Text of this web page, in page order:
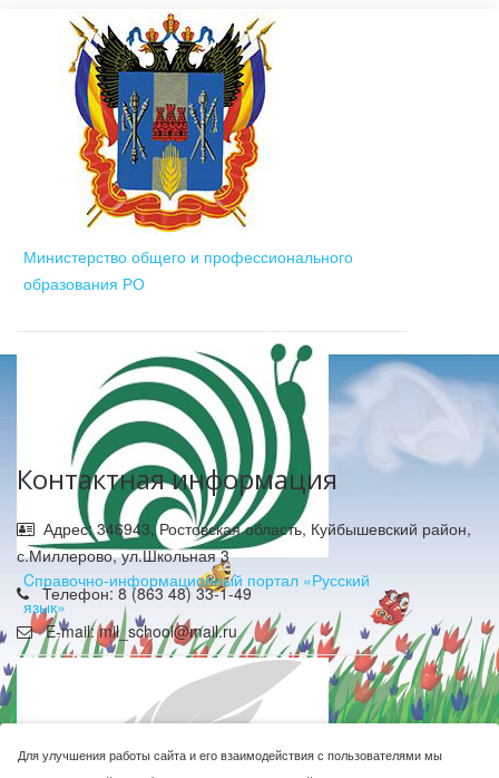
Министерство общего и профессионального
образования РО
Cправочно-информационный портал «Русский
язык»
Контактная информация
Адрес: 346943, Ростовская область, Куйбышевский район,
с.Миллерово, ул.Школьная 3
Телефон: 8 (863 48) 33-1-49
E-mail: mil_school@mail.ru
Для улучшения работы сайта и его взаимодействия с пользователями мы